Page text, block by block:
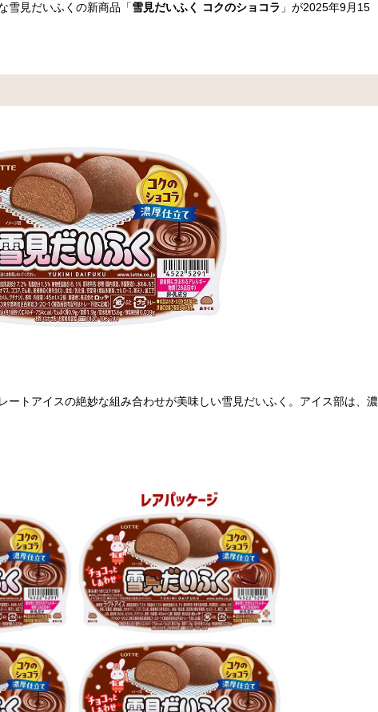
雪見だいふくの新商品「雪見だいふく コクのショコラ 」が2025年9月15
ートアイスの絶妙な組み合わせが美味しい雪見だいふく。アイス部は、濃